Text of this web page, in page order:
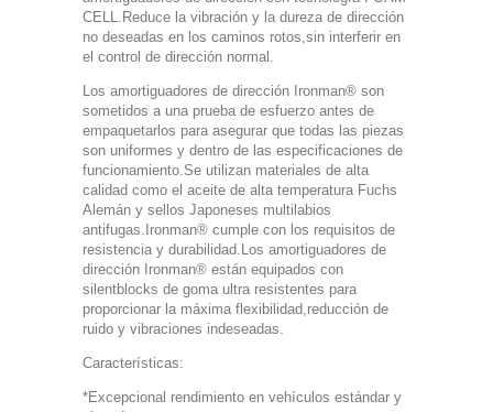
CELL.Reduce la vibración y la dureza de dirección
no deseadas en los caminos rotos,sin interferir en
el control de dirección normal.
Los amortiguadores de dirección Ironman® son
sometidos a una prueba de esfuerzo antes de
empaquetarlos para asegurar que todas las piezas
son uniformes y dentro de las especificaciones de
funcionamiento.Se utilizan materiales de alta
calidad como el aceite de alta temperatura Fuchs
Alemán y sellos Japoneses multilabios
antifugas.Ironman® cumple con los requisitos de
resistencia y durabilidad.Los amortiguadores de
dirección Ironman® están equipados con
silentblocks de goma ultra resistentes para
proporcionar la máxima flexibilidad,reducción de
ruido y vibraciones indeseadas.
Características:
*Excepcional rendimiento en vehículos estándar y